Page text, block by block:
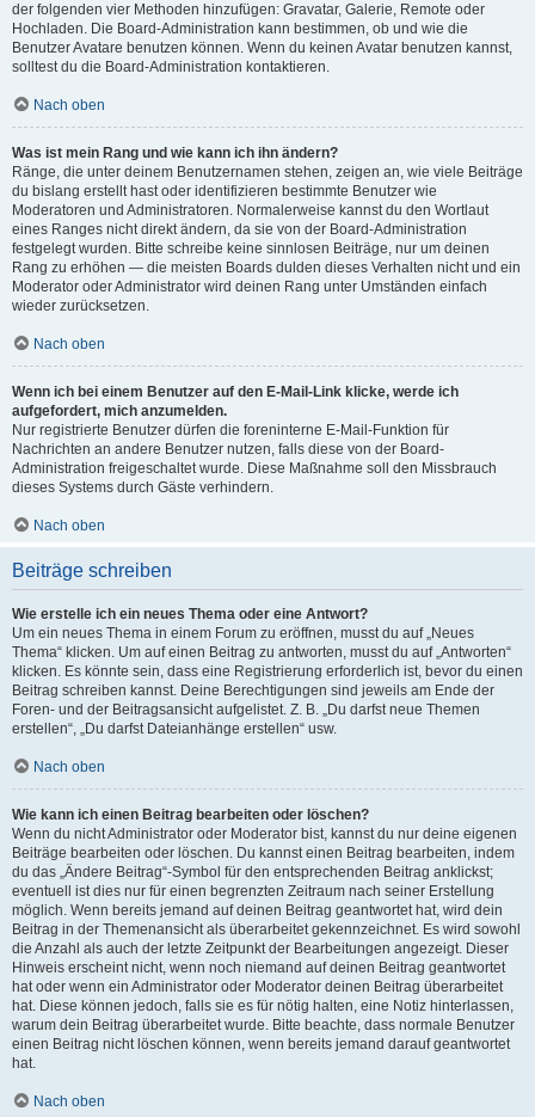
der folgenden vier Methoden hinzufügen: Gravatar, Galerie, Remote oder
Hochladen. Die Board-Administration kann bestimmen, ob und wie die
Benutzer Avatare benutzen können. Wenn du keinen Avatar benutzen kannst,
solltest du die Board-Administration kontaktieren.
Nach oben
Was ist mein Rang und wie kann ich ihn ändern?
Ränge, die unter deinem Benutzernamen stehen, zeigen an, wie viele Beiträge
du bislang erstellt hast oder identifizieren bestimmte Benutzer wie
Moderatoren und Administratoren. Normalerweise kannst du den Wortlaut
eines Ranges nicht direkt ändern, da sie von der Board-Administration
festgelegt wurden. Bitte schreibe keine sinnlosen Beiträge, nur um deinen
Rang zu erhöhen — die meisten Boards dulden dieses Verhalten nicht und ein
Moderator oder Administrator wird deinen Rang unter Umständen einfach
wieder zurücksetzen.
Nach oben
Wenn ich bei einem Benutzer auf den E-Mail-Link klicke, werde ich
aufgefordert, mich anzumelden.
Nur registrierte Benutzer dürfen die foreninterne E-Mail-Funktion für
Nachrichten an andere Benutzer nutzen, falls diese von der Board-
Administration freigeschaltet wurde. Diese Maßnahme soll den Missbrauch
dieses Systems durch Gäste verhindern.
Nach oben
Beiträge schreiben
Wie erstelle ich ein neues Thema oder eine Antwort?
Um ein neues Thema in einem Forum zu eröffnen, musst du auf „Neues
Thema“ klicken. Um auf einen Beitrag zu antworten, musst du auf „Antworten“
klicken. Es könnte sein, dass eine Registrierung erforderlich ist, bevor du einen
Beitrag schreiben kannst. Deine Berechtigungen sind jeweils am Ende der
Foren- und der Beitragsansicht aufgelistet. Z. B. „Du darfst neue Themen
erstellen“, „Du darfst Dateianhänge erstellen“ usw.
Nach oben
Wie kann ich einen Beitrag bearbeiten oder löschen?
Wenn du nicht Administrator oder Moderator bist, kannst du nur deine eigenen
Beiträge bearbeiten oder löschen. Du kannst einen Beitrag bearbeiten, indem
du das „Ändere Beitrag“-Symbol für den entsprechenden Beitrag anklickst;
eventuell ist dies nur für einen begrenzten Zeitraum nach seiner Erstellung
möglich. Wenn bereits jemand auf deinen Beitrag geantwortet hat, wird dein
Beitrag in der Themenansicht als überarbeitet gekennzeichnet. Es wird sowohl
die Anzahl als auch der letzte Zeitpunkt der Bearbeitungen angezeigt. Dieser
Hinweis erscheint nicht, wenn noch niemand auf deinen Beitrag geantwortet
hat oder wenn ein Administrator oder Moderator deinen Beitrag überarbeitet
hat. Diese können jedoch, falls sie es für nötig halten, eine Notiz hinterlassen,
warum dein Beitrag überarbeitet wurde. Bitte beachte, dass normale Benutzer
einen Beitrag nicht löschen können, wenn bereits jemand darauf geantwortet
hat.
Nach oben